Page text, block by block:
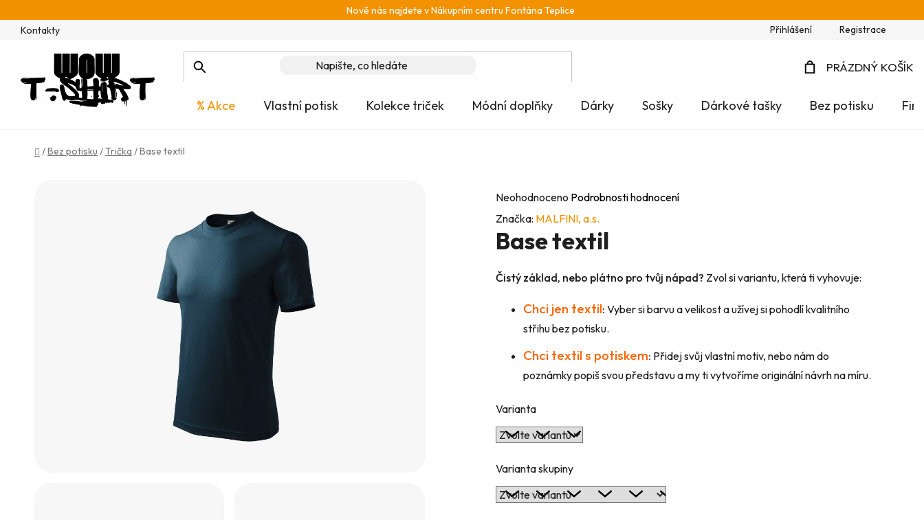
na
obsah
Nově nás najdete v Nákupním centru Fontána Teplice
Kontakty
Přihlášení Registrace
PRÁZDNÝ KOŠÍK
% Akce Vlastní potisk Kolekce triček Módní doplňky Dárky Sošky Dárkové tašky Bez potisku
Domů
/Bez potisku /Trička /Base textil
Průměrné
hodnocení
produktu
je
0,0
hvězdiček.
Neohodnoceno Podrobnosti hodnocení
Značka: MALFINI, a.s.
Base textil
Čistý základ, nebo plátno pro tvůj nápad? Zvol si variantu, která ti vyhovuje:
Chci jen textil: Vyber si barvu a velikost a užívej si pohodlí kvalitního
střihu bez potisku.
Chci textil s potiskem: Přidej svůj vlastní motiv, nebo nám do
poznámky popiš svou představu a my ti vytvoříme originální návrh na míru.
Varianta
Varianta skupiny